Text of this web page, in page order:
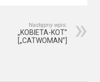
Następny wpis:
„KOBIETA-KOT”
[„CATWOMAN”]